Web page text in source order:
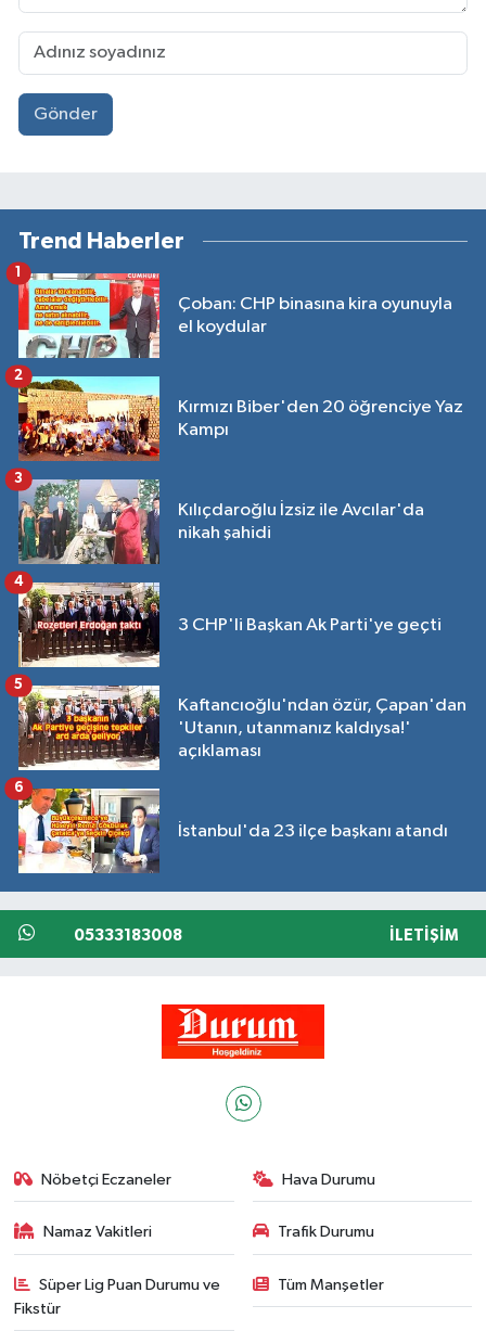
Gönder
Trend Haberler
Çoban: CHP binasına kira oyunuyla
el koydular
Kırmızı Biber'den 20 öğrenciye Yaz
Kampı
2
Kılıçdaroğlu İzsiz ile Avcılar'da
nikah şahidi
3
3 CHP'li Başkan Ak Parti'ye geçti
4
Kaftancıoğlu'ndan özür, Çapan'dan
'Utanın, utanmanız kaldıysa!'
açıklaması
5
İstanbul'da 23 ilçe başkanı atandı
6
05333183008 İLETIŞIM
Nöbetçi Eczaneler Hava Durumu
Namaz Vakitleri Trafik Durumu
Süper Lig Puan Durumu ve
Fikstür
Tüm Manşetler